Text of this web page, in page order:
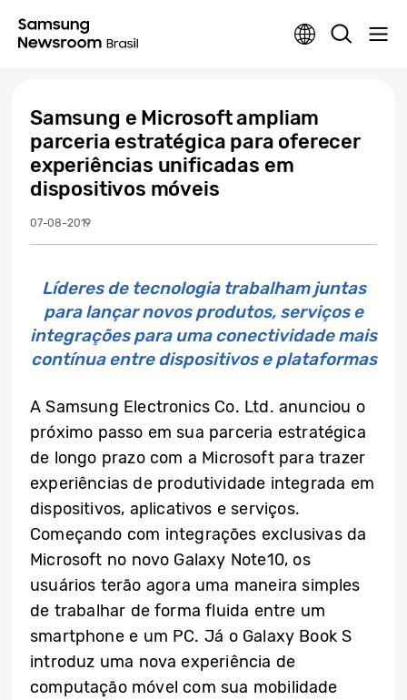
Samsung e Microsoft ampliam
parceria estratégica para oferecer
experiências unificadas em
dispositivos móveis
07-08-2019
Líderes de tecnologia trabalham juntas
para lançar novos produtos, serviços e
integrações para uma conectividade mais
contínua entre dispositivos e plataformas
A Samsung Electronics Co. Ltd. anunciou o
próximo passo em sua parceria estratégica
de longo prazo com a Microsoft para trazer
experiências de produtividade integrada em
dispositivos, aplicativos e serviços.
Começando com integrações exclusivas da
Microsoft no novo Galaxy Note10, os
usuários terão agora uma maneira simples
de trabalhar de forma fluida entre um
smartphone e um PC. Já o Galaxy Book S
introduz uma nova experiência de
computação móvel com sua mobilidade